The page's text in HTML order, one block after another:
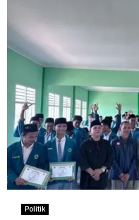
Politik